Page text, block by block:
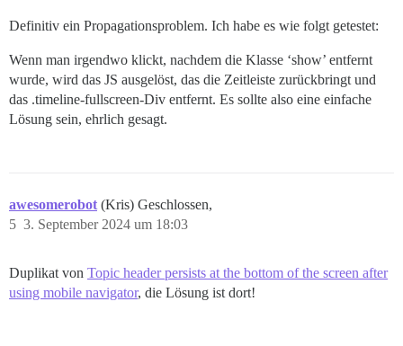
Definitiv ein Propagationsproblem. Ich habe es wie folgt getestet:
Wenn man irgendwo klickt, nachdem die Klasse ‘show’ entfernt
wurde, wird das JS ausgelöst, das die Zeitleiste zurückbringt und
das .timeline-fullscreen-Div entfernt. Es sollte also eine einfache
Lösung sein, ehrlich gesagt.
awesomerobot (Kris) Geschlossen,
3. September 2024 um 18:03
5
Duplikat von Topic header persists at the bottom of the screen after
using mobile navigator, die Lösung ist dort!